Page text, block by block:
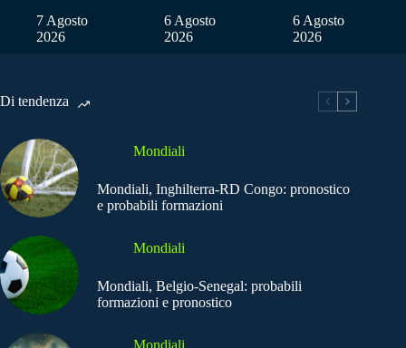
7 Agosto
2026
6 Agosto
2026
6 Agosto
2026
Di tendenza
Mondiali
Mondiali, Inghilterra-RD Congo: pronostico
e probabili formazioni
Mondiali
Mondiali, Belgio-Senegal: probabili
formazioni e pronostico
Mondiali